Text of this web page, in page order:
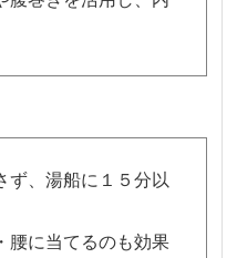
ず、湯船に１５分以
腰に当てるのも効果